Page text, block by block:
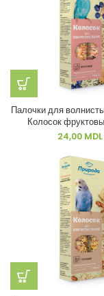
Палочки для
Колосок
24,00 MDL